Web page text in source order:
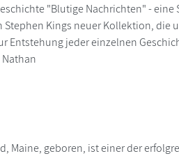
"Blutige Nachrichten" -
Kings neuer Kollektion,
Entstehung jeder einzelnen
Maine, geboren, ist einer der